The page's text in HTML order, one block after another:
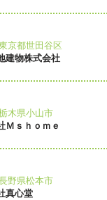
京都世田谷区
建物株式会社
木県小山市
Ｍｓｈｏｍｅ
野県松本市
真心堂